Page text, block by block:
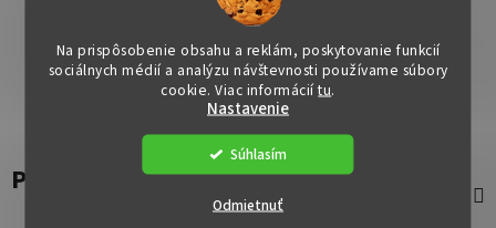
Na prispôsobenie obsahu a reklám, poskytovanie funkcií
sociálnych médií a analýzu návštevnosti používame súbory
cookie. Viac informáciítu.
Nastavenie
Odmietnuť
Súhlasím
Popis